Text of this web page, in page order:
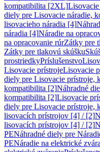
kompatibilita [2XL]
diely pre Lisovacie náradie,
lisovacieho náradia [4]
náradia [4]Náradie na
na opracovanie rúrZátky pre
Zátky pre tlakovú skúšku
prostriedkyPríslušenstvo
Lisovacie prístrojeLisovacie
diely pre Lisovacie prístroje,
kompatibilita [2]Náhradné
kompatibilita [2]Lisovacie
diely pre Lisovacie prístroje,
lisovacích prístrojov [4] / [2]
lisovacích prístrojov [4] / [2]
PENáhradné diely pre
PENáradie na elektrické